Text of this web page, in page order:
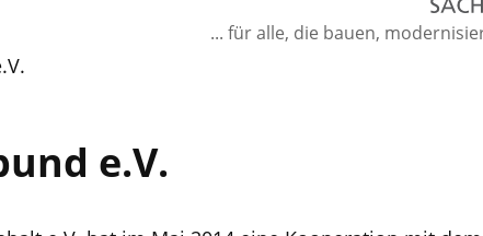
... für alle, die bauen,
e.V.